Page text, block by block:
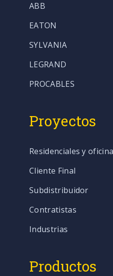
ABB
EATON
SYLVANIA
LEGRAND
PROCABLES
Proyectos
Residenciales y
Cliente Final
Subdistribuidor
Contratistas
Industrias
Productos